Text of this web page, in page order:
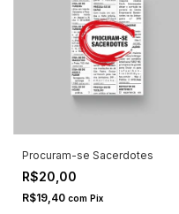
Procuram-se Sacerdotes
R$20,00
R$19,40 com Pix